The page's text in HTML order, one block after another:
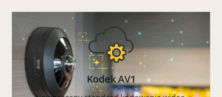
Kodek AV1